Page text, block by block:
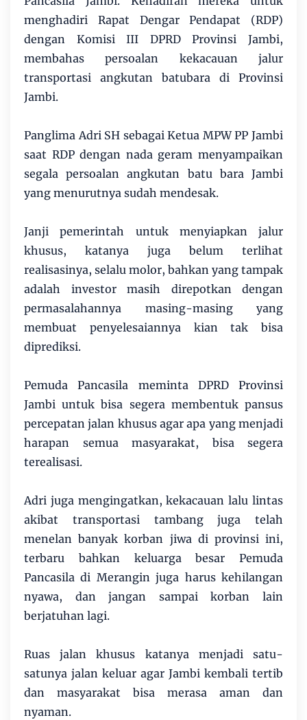
menghadiri Rapat Dengar Pendapat (RDP)
dengan Komisi III DPRD Provinsi Jambi,
membahas persoalan kekacauan jalur
transportasi angkutan batubara di Provinsi
Jambi.
Panglima Adri SH sebagai Ketua MPW PP Jambi
saat RDP dengan nada geram menyampaikan
segala persoalan angkutan batu bara Jambi
yang menurutnya sudah mendesak.
Janji pemerintah untuk menyiapkan jalur
khusus, katanya juga belum terlihat
realisasinya, selalu molor, bahkan yang tampak
adalah investor masih direpotkan dengan
permasalahannya masing-masing yang
membuat penyelesaiannya kian tak bisa
diprediksi.
Pemuda Pancasila meminta DPRD Provinsi
Jambi untuk bisa segera membentuk pansus
percepatan jalan khusus agar apa yang menjadi
harapan semua masyarakat, bisa segera
terealisasi.
Adri juga mengingatkan, kekacauan lalu lintas
akibat transportasi tambang juga telah
menelan banyak korban jiwa di provinsi ini,
terbaru bahkan keluarga besar Pemuda
Pancasila di Merangin juga harus kehilangan
nyawa, dan jangan sampai korban lain
berjatuhan lagi.
Ruas jalan khusus katanya menjadi satu-
satunya jalan keluar agar Jambi kembali tertib
dan masyarakat bisa merasa aman dan
nyaman.